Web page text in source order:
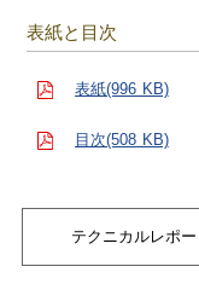
表紙と目次
表紙(996 KB)
目次(508 KB)
テクニカルレポ